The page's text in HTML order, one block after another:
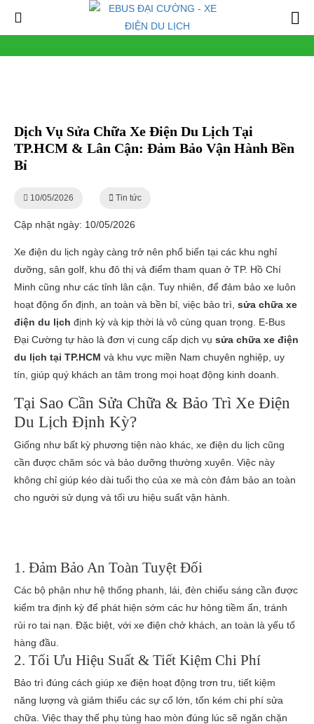
Dịch Vụ Sửa Chữa Xe Điện Du Lịch Tại
TP.HCM & Lân Cận: Đảm Bảo Vận Hành Bền
Bỉ
10/05/2026 Tin tức
Cập nhật ngày: 10/05/2026
Xe điện du lịch ngày càng trở nên phổ biến tại các khu nghỉ
dưỡng, sân golf, khu đô thị và điểm tham quan ở TP. Hồ Chí
Minh cũng như các tỉnh lân cận. Tuy nhiên, để đảm bảo xe luôn
hoạt động ổn định, an toàn và bền bỉ, việc bảo trì, sửa chữa xe
điện du lịch định kỳ và kịp thời là vô cùng quan trọng. E-Bus
Đại Cường tự hào là đơn vị cung cấp dịch vụ sửa chữa xe điện
du lịch tại TP.HCM và khu vực miền Nam chuyên nghiệp, uy
tín, giúp quý khách an tâm trong mọi hoạt động kinh doanh.
Tại Sao Cần Sửa Chữa & Bảo Trì Xe Điện
Du Lịch Định Kỳ?
Giống như bất kỳ phương tiện nào khác, xe điện du lịch cũng
cần được chăm sóc và bảo dưỡng thường xuyên. Việc này
không chỉ giúp kéo dài tuổi thọ của xe mà còn đảm bảo an toàn
cho người sử dụng và tối ưu hiệu suất vận hành.
1. Đảm Bảo An Toàn Tuyệt Đối
Các bộ phận như hệ thống phanh, lái, đèn chiếu sáng cần được
kiểm tra định kỳ để phát hiện sớm các hư hỏng tiềm ẩn, tránh
rủi ro tai nạn. Đặc biệt, với xe điện chở khách, an toàn là yếu tố
hàng đầu.
2. Tối Ưu Hiệu Suất & Tiết Kiệm Chi Phí
Bảo trì đúng cách giúp xe điện hoạt động trơn tru, tiết kiệm
năng lượng và giảm thiểu các sự cố lớn, tốn kém chi phí sửa
chữa. Việc thay thế phụ tùng hao mòn đúng lúc sẽ ngăn chặn